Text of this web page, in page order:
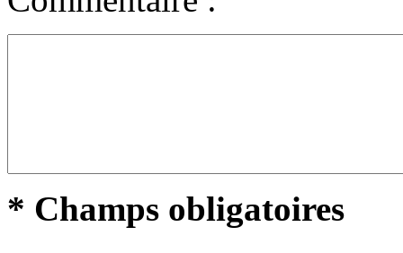
* Champs obligatoires